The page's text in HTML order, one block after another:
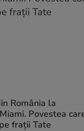
România la
Povestea
frații Tate